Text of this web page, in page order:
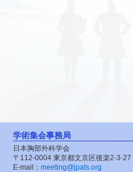
学術集会事務局
日本胸部外科学会
〒112-0004東京都文京区後楽2-3-27
E-mail：meeting@jpats.org